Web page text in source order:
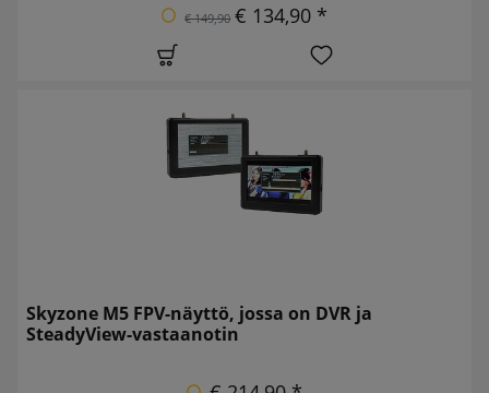
€ 149,90 € 134,90 *
Skyzone M5 FPV-näyttö, jossa on DVR ja
SteadyView-vastaanotin